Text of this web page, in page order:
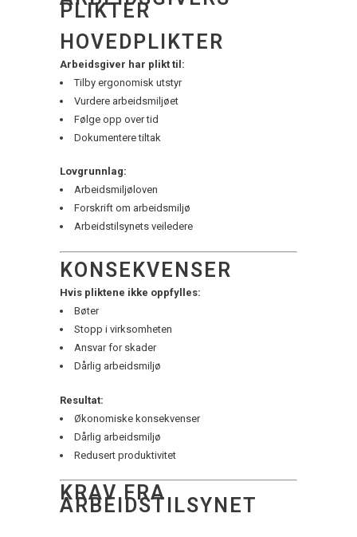
PLIKTER
HOVEDPLIKTER
Arbeidsgiver har plikt til:
Tilby ergonomisk utstyr
Vurdere arbeidsmiljøet
Følge opp over tid
Dokumentere tiltak
Lovgrunnlag:
Arbeidsmiljøloven
Forskrift om arbeidsmiljø
Arbeidstilsynets veiledere
KONSEKVENSER
Hvis pliktene ikke oppfylles:
Bøter
Stopp i virksomheten
Ansvar for skader
Dårlig arbeidsmiljø
Resultat:
Økonomiske konsekvenser
Dårlig arbeidsmiljø
Redusert produktivitet
KRAV FRA
ARBEIDSTILSYNET